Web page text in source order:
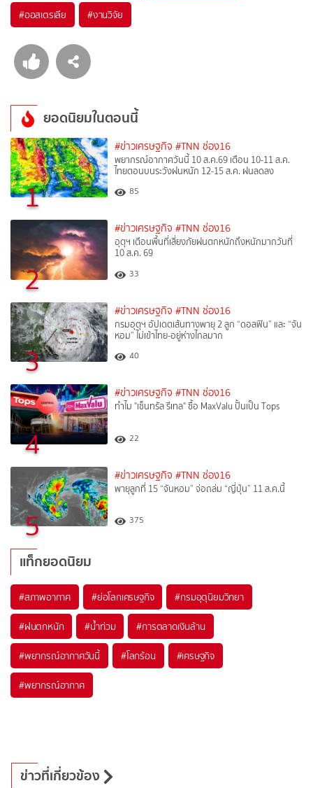
#ออสเตรเลีย #งานวิจัย
ยอดนิยมในตอนนี้
1
#ข่าวเศรษฐกิจ #TNN ช่อง16
พยากรณ์อากาศวันนี้ 10 ส.ค.69 เตือน 10-11 ส.ค.
ไทยตอนบนระวังฝนหนัก 12-15 ส.ค. ฝนลดลง
85
2
#ข่าวเศรษฐกิจ #TNN ช่อง16
อุตุฯ เตือนพื้นที่เสี่ยงภัยฝนตกหนักถึงหนักมากวันที่
10 ส.ค. 69
33
3
#ข่าวเศรษฐกิจ #TNN ช่อง16
กรมอุตุฯ อัปเดตเส้นทางพายุ 2 ลูก “ดอลฟิน” และ “จัน
หอม” ไม่เข้าไทย-อยู่ห่างไกลมาก
40
4
#ข่าวเศรษฐกิจ #TNN ช่อง16
ทำไม "เซ็นทรัล รีเทล" ซื้อ MaxValu ปั้นเป็น Tops
22
5
#ข่าวเศรษฐกิจ #TNN ช่อง16
พายุลูกที่ 15 “จันหอม” จ่อถล่ม “ญี่ปุ่น” 11 ส.ค.นี้
375
แท็กยอดนิยม
#สภาพอากาศ #ย่อโลกเศรษฐกิจ #กรมอุตุนิยมวิทยา
#ฝนตกหนัก #น้ำท่วม #การตลาดเงินล้าน
#พยากรณ์อากาศวันนี้ #โลกร้อน #เศรษฐกิจ
#พยากรณ์อากาศ
ข่าวที่เกี่ยวข้อง